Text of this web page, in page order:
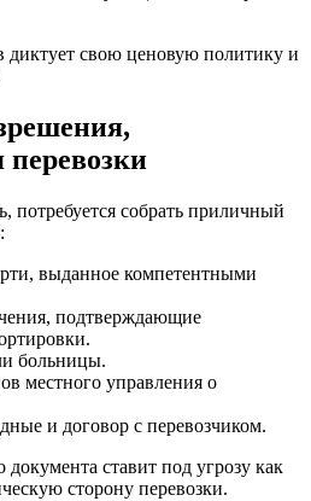
диктует свою ценовую политику и
перевозки
потребуется собрать приличный
выданное компетентными
подтверждающие
больницы.
местного управления о
и договор с перевозчиком.
ставит под угрозу как
сторону перевозки.